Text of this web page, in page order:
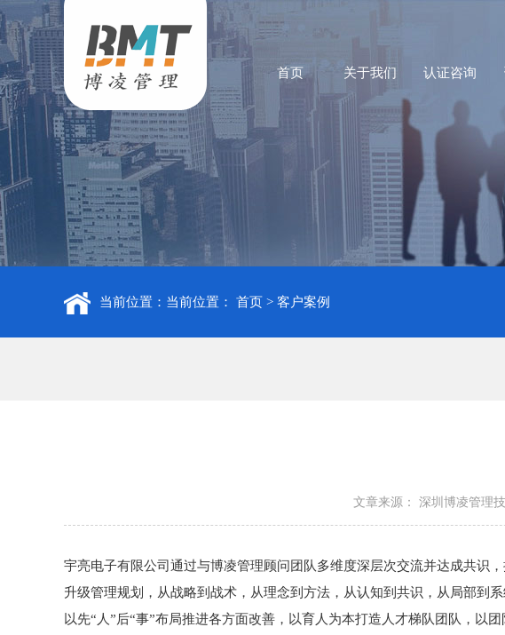
首页 关于我们 认证咨询
当前位置：当前位置： 首页 > 客户案例
文章来源： 深圳博凌管理
宇亮电子有限公司通过与博凌管理顾问团队多维度深层次交流并达成共识
升级管理规划，从战略到战术，从理念到方法，从认知到共识，从局部到
以先“人”后“事”布局推进各方面改善，以育人为本打造人才梯队团队，以